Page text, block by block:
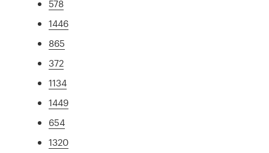
578
1446
865
372
1134
1449
654
1320